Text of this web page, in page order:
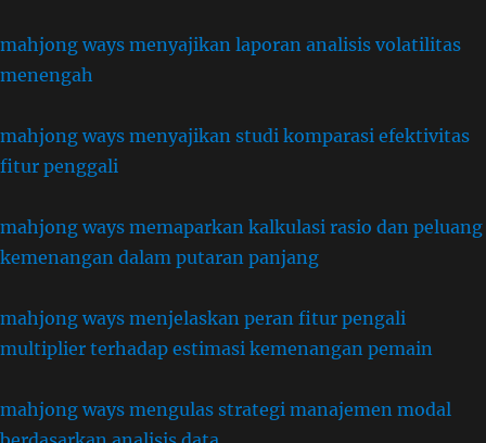
mahjong ways menyajikan laporan analisis volatilitas
menengah
mahjong ways menyajikan studi komparasi efektivitas
fitur penggali
mahjong ways memaparkan kalkulasi rasio dan peluang
kemenangan dalam putaran panjang
mahjong ways menjelaskan peran fitur pengali
multiplier terhadap estimasi kemenangan pemain
mahjong ways mengulas strategi manajemen modal